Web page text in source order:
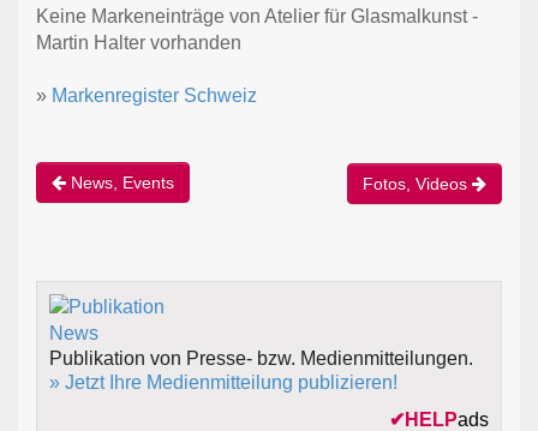
Keine Markeneinträge von Atelier für Glasmalkunst -
Martin Halter vorhanden
» Markenregister Schweiz
News, Events Fotos, Videos
Publikation von Presse- bzw. Medienmitteilungen.
» Jetzt Ihre Medienmitteilung publizieren!
✔ HELPads